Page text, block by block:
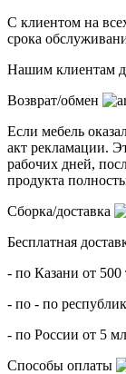
С клиентом на
срока
Нашим клиентам
Возврат/обмен
Если мебель
акт рекламации.
рабочих дней,
продукта
Сборка/доставка
Бесплатная
- по Казани от 500
- по - по
- по России от 5
Способы оплаты